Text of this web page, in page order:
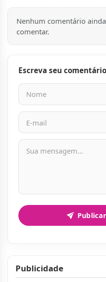
Nenhum comentário
comentar.
Escreva seu comentário
Nome
E-mail
Mensagem
Publicidade